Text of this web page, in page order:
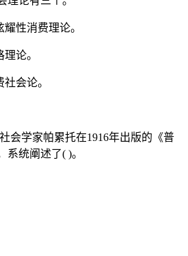
性消费理论。
论。
会论。
学家帕累托在1916年出版的《普
系统阐述了( )。